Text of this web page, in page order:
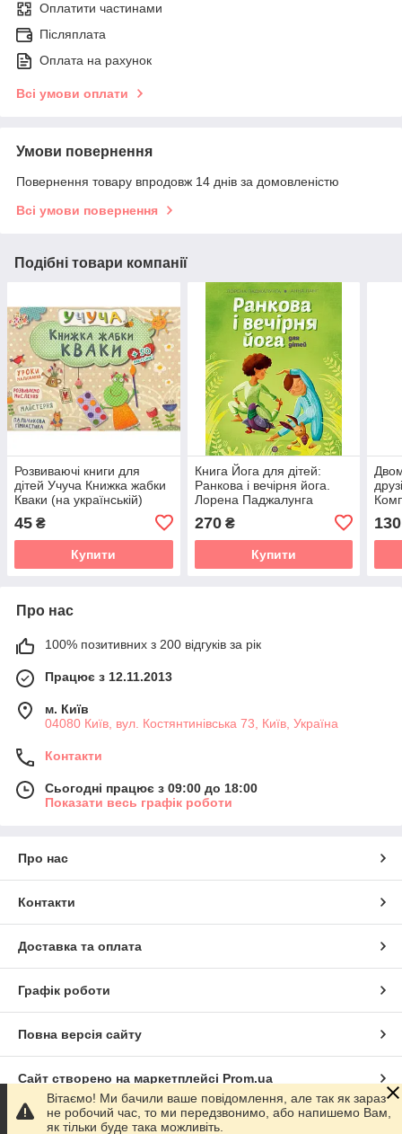
Оплатити частинами
Післяплата
Оплата на рахунок
Всі умови оплати
Умови повернення
Повернення товару впродовж 14 днів за домовленістю
Всі умови повернення
Подібні товари компанії
Розвиваючі книги для
дітей Учуча Книжка жабки
Кваки (на українській)
45 ₴
Купити
Книга Йога для дітей:
Ранкова і вечірня йога.
Лорена Паджалунга
270₴
Купити
130
Про нас
100% позитивних з 200 відгуків за рік
Працює з 12.11.2013
м. Київ
04080 Київ, вул. Костянтинівська 73, Київ, Україна
Контакти
Сьогодні працює з 09:00 до 18:00
Показати весь графік роботи
Про нас
Контакти
Доставка та оплата
Графік роботи
Повна версія сайту
Сайт створено на маркетплейсі Prom.ua
Політика конфіденційності
Вітаємо! Ми бачили ваше повідомлення, але так як зараз
не робочий час, то ми передзвонимо, або напишемо Вам,
як тільки буде така можливіть.